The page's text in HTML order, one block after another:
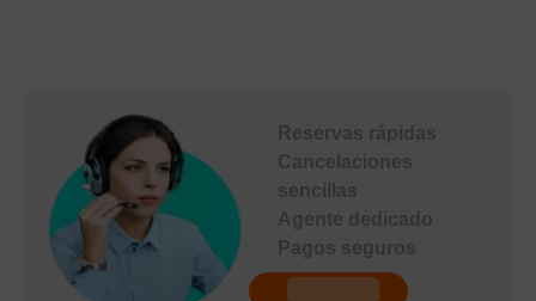
Reservas rápidas
Cancelaciones
sencillas
Agente dedicado
Pagos seguros